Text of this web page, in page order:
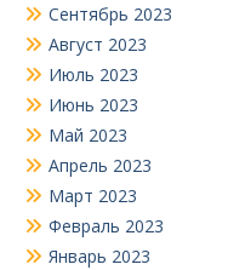
Сентябрь 2023
Август 2023
Июль 2023
Июнь 2023
Май 2023
Апрель 2023
Март 2023
Февраль 2023
Январь 2023